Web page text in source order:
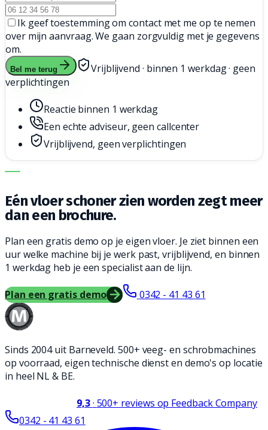
Ik geef toestemming om contact met me op te nemen
over mijn aanvraag. We gaan zorgvuldig met je gegevens
om.
Bel me terug
Vrijblijvend · binnen 1 werkdag · geen
verplichtingen
Reactie binnen 1 werkdag
Een echte adviseur, geen callcenter
Vrijblijvend, geen verplichtingen
DE JUISTE MACHINE. DE BESTE SERVICE.
Eén vloer schoner zien worden zegt meer
dan een brochure.
Plan een gratis demo op je eigen vloer. Je ziet binnen een
uur welke machine bij je werk past, vrijblijvend, en binnen
1 werkdag heb je een specialist aan de lijn.
Plan een gratis demo 0342 - 41 43 61
Sinds 2004 uit Barneveld. 500+ veeg- en schrobmachines
op voorraad, eigen technische dienst en demo's op locatie
in heel NL & BE.
9,3· 500+ reviews op Feedback Company
0342 - 41 43 61